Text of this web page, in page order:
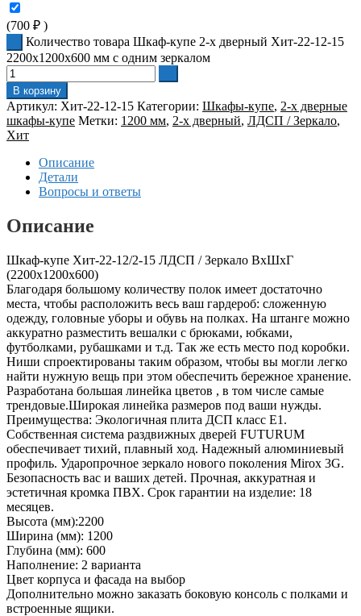
(700 ₽ )
Количество товара Шкаф-купе 2-х дверный Хит-22-12-15
2200x1200x600 мм с одним зеркалом
В корзину
Артикул: Хит-22-12-15 Категории: Шкафы-купе, 2-х дверные
шкафы-купе Метки: 1200 мм, 2-х дверный, ЛДСП / Зеркало,
Хит
Описание
Детали
Вопросы и ответы
Описание
Шкаф-купе Хит-22-12/2-15 ЛДСП / Зеркало ВхШхГ
(2200х1200х600)
Благодаря большому количеству полок имеет достаточно
места, чтобы расположить весь ваш гардероб: сложенную
одежду, головные уборы и обувь на полках. На штанге можно
аккуратно разместить вешалки с брюками, юбками,
футболками, рубашками и т.д. Так же есть место под коробки.
Ниши спроектированы таким образом, чтобы вы могли легко
найти нужную вещь при этом обеспечить бережное хранение.
Разработана большая линейка цветов , в том числе самые
трендовые.Широкая линейка размеров под ваши нужды.
Преимущества: Экологичная плита ДСП класс E1.
Собственная система раздвижных дверей FUTURUM
обеспечивает тихий, плавный ход. Надежный алюминиевый
профиль. Ударопрочное зеркало нового поколения Mirox 3G.
Безопасность вас и ваших детей. Прочная, аккуратная и
эстетичная кромка ПВХ. Срок гарантии на изделие: 18
месяцев.
Высота (мм):2200
Ширина (мм): 1200
Глубина (мм): 600
Наполнение: 2 варианта
Цвет корпуса и фасада на выбор
Дополнительно можно заказать боковую консоль с полками и
встроенные ящики.